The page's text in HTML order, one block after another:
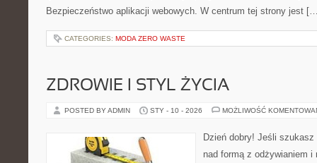
Bezpieczeństwo aplikacji webowych. W centrum tej strony jest
CATEGORIES: MODA ZERO WASTE
ZDROWIE I STYL ŻYCIA
POSTED BY ADMIN STY - 10 - 2026 MOŻLIWOŚĆ
Dzień dobry! Jeśli
nad formą z odżywianiem